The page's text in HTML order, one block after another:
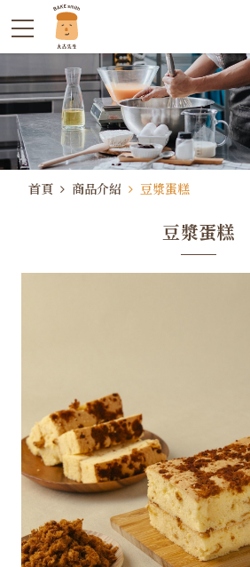
首頁 商品介紹 豆漿蛋糕
豆漿蛋糕